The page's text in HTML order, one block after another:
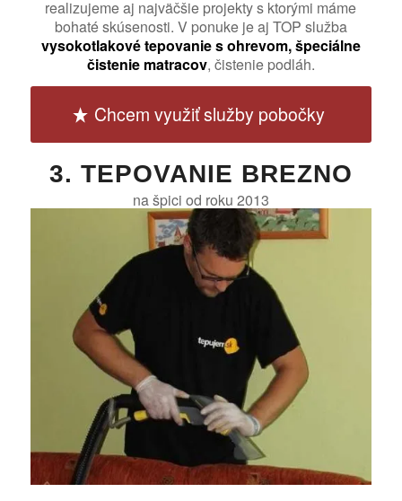
realizujeme aj najväčšie projekty s ktorými máme
bohaté skúsenosti. V ponuke je aj TOP služba
vysokotlakové tepovanie s ohrevom,špeciálne
čistenie matracov, čistenie podláh.
Chcem využiť služby pobočky
3. TEPOVANIE BREZNO
na špici od roku 2013